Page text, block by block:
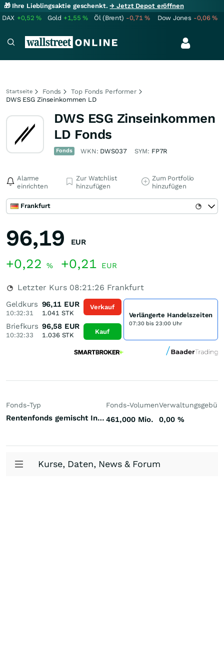
🎁 Ihre Lieblingsaktie geschenkt.→ Jetzt Depot eröffnen
DAX +0,52% Gold +1,55% Öl (Brent) -0,71% Dow Jones -0,06%
Startseite Fonds
Top Fonds Performer
DWS ESG Zinseinkommen LD
DWS ESG Zinseinkommen
LD Fonds
Fonds WKN: DWS037 SYM: FP7R
Alarme
einrichten
Zur Watchlist
hinzufügen
Zum Portfolio
hinzufügen
Frankfurt
96,19 EUR
+0,22 % +0,21 EUR
Letzter Kurs 08:21:26 Frankfurt
Geldkurs
10:32:31
96,11 EUR
1.041 STK
Briefkurs
10:32:33
96,58 EUR
1.036STK
Verkauf
Kauf
Verlängerte Handelszeiten
07:30 bis 23:00 Uhr
Fonds-Typ
Rentenfonds gemischt Investment Grade Europa Euro
Fonds-Volumen
461,000 Mio. 0,00 %
Kurse, Daten, News & Forum